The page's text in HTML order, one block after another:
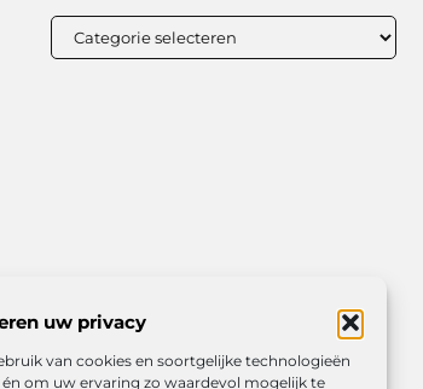
uw privacy
van cookies en soortgelijke technologieën
om uw ervaring zo waardevol mogelijk te